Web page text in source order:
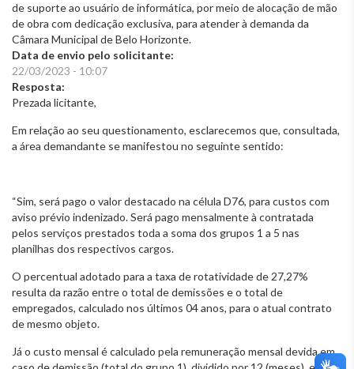
de suporte ao usuário de informática, por meio de alocação de mão
de obra com dedicação exclusiva, para atender à demanda da
Câmara Municipal de Belo Horizonte.
Data de envio pelo solicitante:
22/03/2023 - 10:07
Resposta:
Prezada licitante,
Em relação ao seu questionamento, esclarecemos que, consultada,
a área demandante se manifestou no seguinte sentido:
“Sim, será pago o valor destacado na célula D76, para custos com
aviso prévio indenizado. Será pago mensalmente à contratada
pelos serviços prestados toda a soma dos grupos 1 a 5 nas
planilhas dos respectivos cargos.
O percentual adotado para a taxa de rotatividade de 27,27%
resulta da razão entre o total de demissões e o total de
empregados, calculado nos últimos 04 anos, para o atual contrato
de mesmo objeto.
Já o custo mensal é calculado pela remuneração mensal devida em